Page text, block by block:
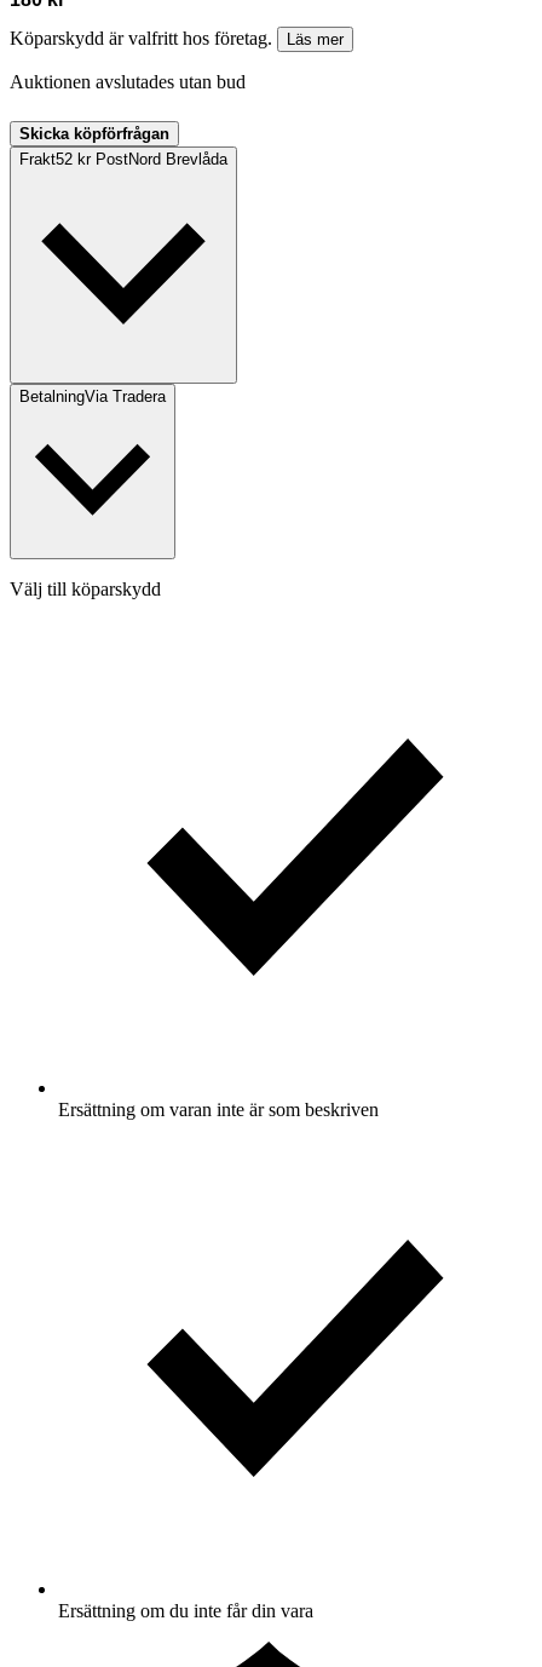
Köparskydd är valfritt hos företag.
Läs mer
Auktionen avslutades utan bud
Skicka köpförfrågan
Frakt52 kr PostNord Brevlåda
BetalningVia Tradera
Välj till köparskydd
Ersättning om varan inte är som beskriven
Ersättning om du inte får din vara